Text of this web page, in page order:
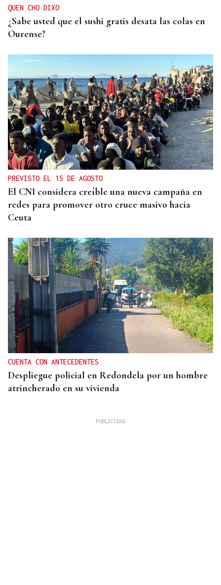
QUEN CHO DIXO
¿Sabe usted que el sushi gratis desata las colas en
Ourense?
PREVISTO EL 15 DE AGOSTO
El CNI considera creíble una nueva campaña en
redes para promover otro cruce masivo hacia
Ceuta
CUENTA CON ANTECEDENTES
Despliegue policial en Redondela por un hombre
atrincherado en su vivienda